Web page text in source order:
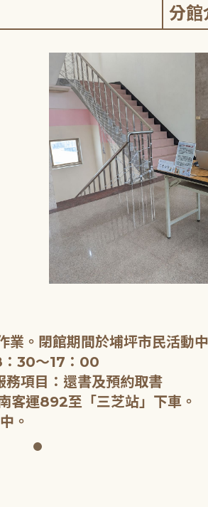
分館
。閉館期間於埔坪市民活動
：30～17：00
項目：還書及預約取書
運892至「三芝站」下車。
。